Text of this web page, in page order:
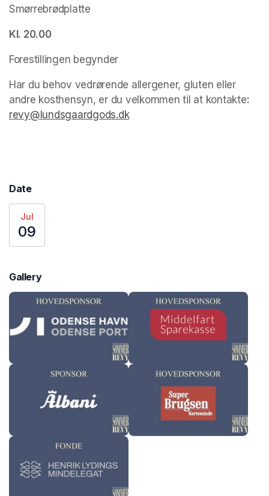
Smørrebrødplatte
Kl. 20.00
Forestillingen begynder
Har du behov vedrørende allergener, gluten eller
andre kosthensyn, er du velkommen til at kontakte
revy@lundsgaardgods.dk(opens in a new tab)
Date
Jul
09
Gallery